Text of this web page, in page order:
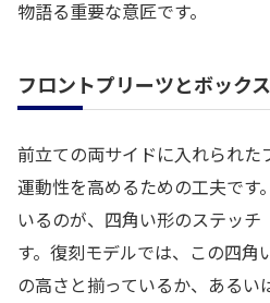
物語る重要な意匠です。
フロントプリーツとボック
前立ての両サイドに入れられた
運動性を高めるための工夫です
いるのが、四角い形のステッ
す。復刻モデルでは、この四角
の高さと揃っているか、あるい